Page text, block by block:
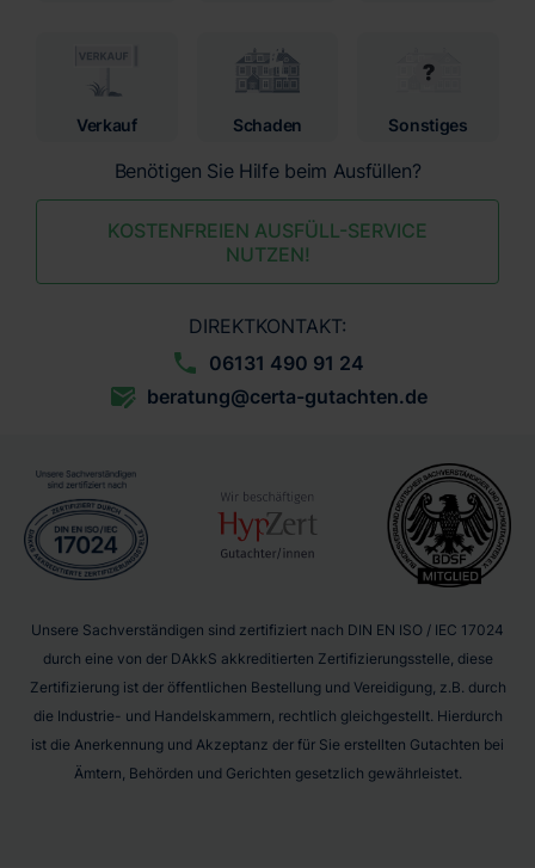
Verkauf Schaden Sonstiges
Benötigen Sie Hilfe beim Ausfüllen?
KOSTENFREIEN AUSFÜLL-SERVICE
NUTZEN!
DIREKTKONTAKT:
06131 490 91 24
beratung@certa-gutachten.de
Unsere Sachverständigen sind zertifiziert nach DIN EN ISO / IEC 17024
durch eine von der DAkkS akkreditierten Zertifizierungsstelle, diese
Zertifizierung ist der öffentlichen Bestellung und Vereidigung, z.B. durch
die Industrie- und Handelskammern, rechtlich gleichgestellt. Hierdurch
ist die Anerkennung und Akzeptanz der für Sie erstellten Gutachten bei
Ämtern, Behörden und Gerichten gesetzlich gewährleistet.